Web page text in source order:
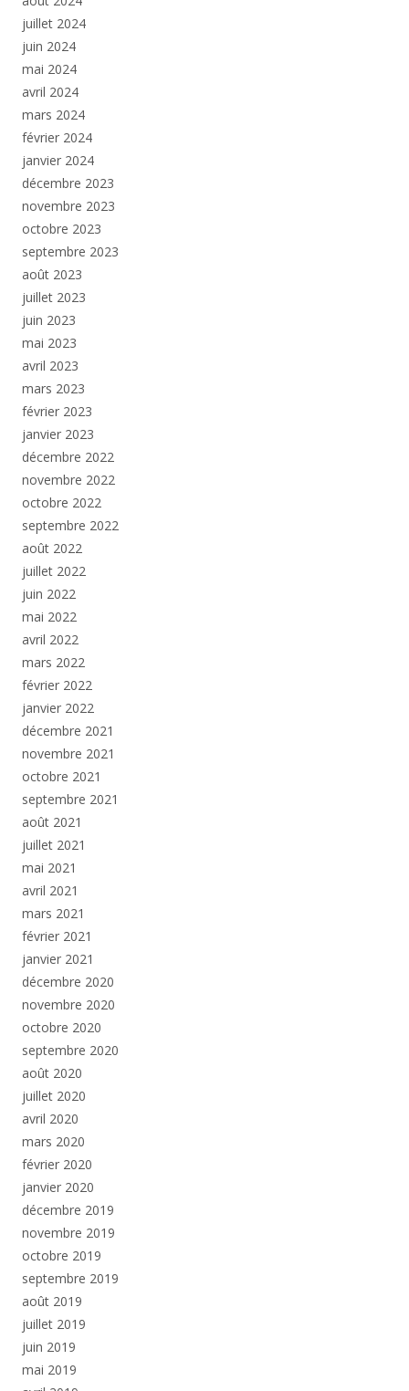
juillet 2024
juin 2024
mai 2024
avril 2024
mars 2024
février 2024
janvier 2024
décembre 2023
novembre 2023
octobre 2023
septembre 2023
août 2023
juillet 2023
juin 2023
mai 2023
avril 2023
mars 2023
février 2023
janvier 2023
décembre 2022
novembre 2022
octobre 2022
septembre 2022
août 2022
juillet 2022
juin 2022
mai 2022
avril 2022
mars 2022
février 2022
janvier 2022
décembre 2021
novembre 2021
octobre 2021
septembre 2021
août 2021
juillet 2021
mai 2021
avril 2021
mars 2021
février 2021
janvier 2021
décembre 2020
novembre 2020
octobre 2020
septembre 2020
août 2020
juillet 2020
avril 2020
mars 2020
février 2020
janvier 2020
décembre 2019
novembre 2019
octobre 2019
septembre 2019
août 2019
juillet 2019
juin 2019
mai 2019